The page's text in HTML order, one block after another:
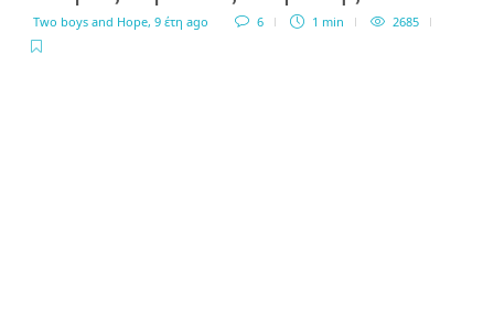
Two boys and Hope, 9 έτη ago 6 1 min 2685